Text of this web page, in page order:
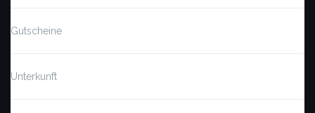
Gutscheine
Unterkunft